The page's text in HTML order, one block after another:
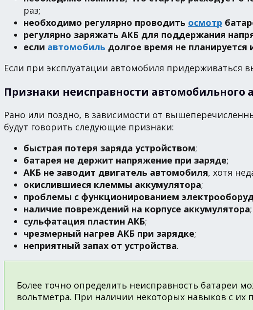
раз;
необходимо регулярно проводить осмотр
регулярно заряжать АКБ для поддержания
если автомобиль долгое время не
Если при эксплуатации автомобиля придерживаться
Признаки неисправности автомобильного
Рано или поздно, в зависимости от
будут говорить следующие признаки:
быстрая потеря заряда устройством;
батарея не держит напряжение при заряде;
АКБ не заводит двигатель автомобиля, хотя
окислившиеся клеммы аккумулятора;
проблемы с функционированием
наличие повреждений на корпусе аккумулятора;
сульфатация пластин АКБ;
чрезмерный нагрев АКБ при зарядке;
неприятный запах от устройства.
Более точно определить неисправность батареи
вольтметра. При наличии некоторых навыков с